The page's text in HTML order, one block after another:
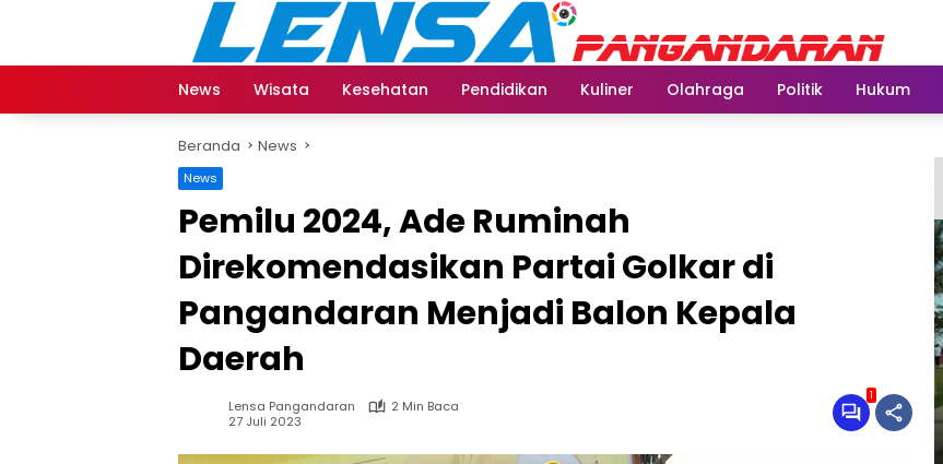
News
Wisata Kesehatan Pendidikan Kuliner Olahraga Politik Hukum
Beranda News
News
Pemilu 2024, Ade Ruminah
Direkomendasikan Partai Golkar di
Pangandaran Menjadi Balon Kepala
Daerah
Lensa Pangandaran
2 Min Baca
27 Juli 2023
1